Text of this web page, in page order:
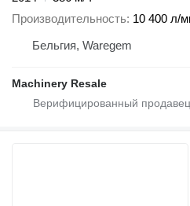
Производительность 10 400 л/
Бельгия, Waregem
Machinery Resale